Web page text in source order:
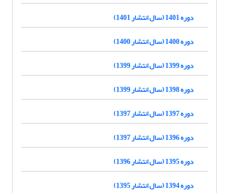
دوره 1401 (سال انتشار 1401)
دوره 1400 (سال انتشار 1400)
دوره 1399 (سال انتشار 1399)
دوره 1398 (سال انتشار 1399)
دوره 1397 (سال انتشار 1397)
دوره 1396 (سال انتشار 1397)
دوره 1395 (سال انتشار 1396)
دوره 1394 (سال انتشار 1395)